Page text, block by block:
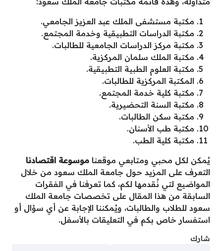
مكتبة مستشفى الملك عبد العزيز الجامعي.
مكتبة الدراسات التطبيقية وخدمة المجتمع.
مكتبة مركز الدراسات الجامعية للطالبات.
مكتبة الملك سلمان المركزية.
مكتبة العلوم الطبية التطبيقية.
المكتبة المركزية للطالبات.
مكتبة كلية خدمة المجتمع.
مكتبة السنة التحضيرية.
مكتبة سكن الطالبات.
مكتبة طب الأسنان.
مكتبة كلية الطب.
يُمكن لكل محبي ومتابعي موقعنا موسوعة اقتصادنا
التعرف على المزيد حول جامعة الملك سعود من خلال
المواضيع لتي نُقدمها لكم، كما تعرفنا في الفقرات
السابقة من هذا المقال على تخصصات جامعة الملك
سعود للطلاب والطالبات، ويُمكننا الإجابة عن أي سؤال أو
استفسار خاص بكم في التعليقات بالأسفل.
شارك